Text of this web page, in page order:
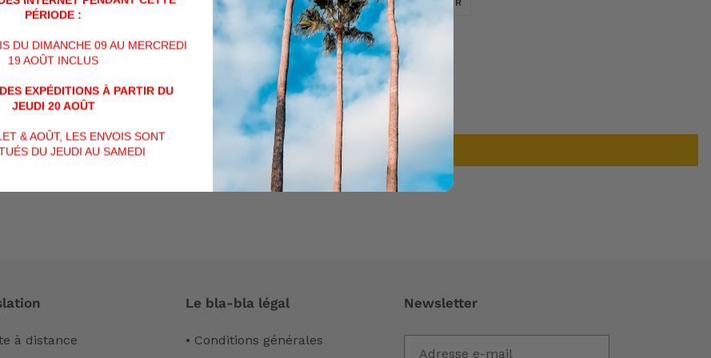
PARTAGER
SUR
FACEBOOK
TWEETER
SUR
TWITTER
ÉPINGLER
AVIS CLIENTS
Soyez le premier à écrire un avis
Écrire un avis
à distance
Le bla-bla légal
• Conditions générales
Newsletter
PÉRIODE :
DU DIMANCHE 09 AU MERCREDI
19 AOÛT INCLUS
EXPÉDITIONS À PARTIR DU
JEUDI 20 AOÛT
& AOÛT, LES ENVOIS SONT
DU JEUDI AU SAMEDI